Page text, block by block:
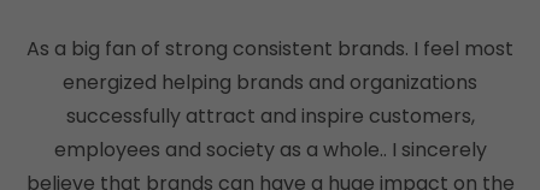
As a big fan of strong consistent brands. I feel most
energized helping brands and organizations
successfully attract and inspire customers,
employees and society as a whole.. I sincerely
believe that brands can have a huge impact on the